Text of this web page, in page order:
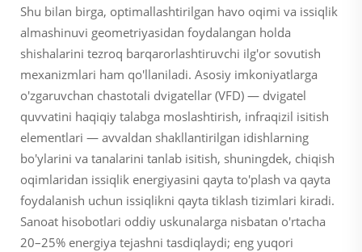
Shu bilan birga, optimallashtirilgan havo oqimi va issiqlik
almashinuvi geometriyasidan foydalangan holda
shishalarini tezroq barqarorlashtiruvchi ilg'or sovutish
mexanizmlari ham qo'llaniladi. Asosiy imkoniyatlarga
o'zgaruvchan chastotali dvigatellar (VFD) — dvigatel
quvvatini haqiqiy talabga moslashtirish, infraqizil isitish
elementlari — avvaldan shakllantirilgan idishlarning
bo'ylarini va tanalarini tanlab isitish, shuningdek, chiqish
oqimlaridan issiqlik energiyasini qayta to'plash va qayta
foydalanish uchun issiqlikni qayta tiklash tizimlari kiradi.
Sanoat hisobotlari oddiy uskunalarga nisbatan o'rtacha
20–25% energiya tejashni tasdiqlaydi; eng yuqori